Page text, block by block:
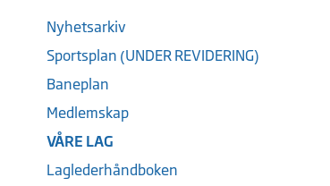
Nyhetsarkiv
Sportsplan (UNDER REVIDERING)
Baneplan
Medlemskap
VÅRE LAG
Laglederhåndboken